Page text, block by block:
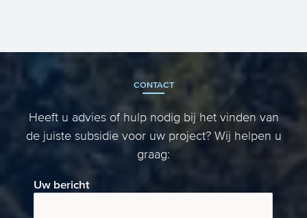
realiseren? Maar zoekt ...
CONTACT
Heeft u advies of hulp nodig bij het vinden van
de juiste subsidie voor uw project? Wij helpen u
graag:
Uw bericht